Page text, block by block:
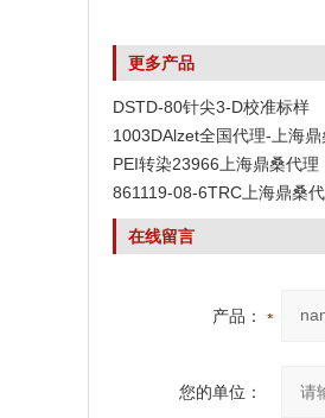
更多产品
DSTD-80针尖3-D校准标样
1003DAlzet全国代理-上海鼎
PEI转染23966上海鼎桑代理
861119-08-6TRC上海鼎桑
在线留言
产品：
您的单位：